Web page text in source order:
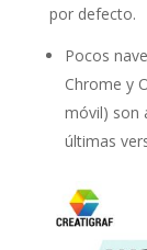
por defecto.
Pocos
Chrome y
móvil) son
últimas